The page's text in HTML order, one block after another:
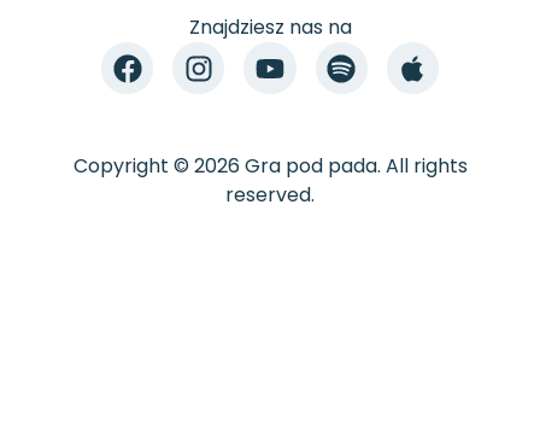
Znajdziesz nas na
Copyright © 2026 Gra pod pada. All rights
reserved.